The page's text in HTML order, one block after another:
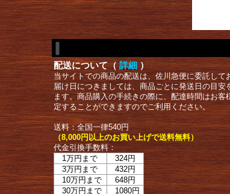
配送について（ 詳細 ）
当サイトでの商品の配送は、佐川急便に委託して
届け日につきましては、商品ごとに発送日の目安
ます。商品購入の手続きの際に、配達時間はお客
定することができますのでご利用ください。
送料：全国一律540円
（8,000円以上のお買い上げで送料無料）
代金引換手数料：
1万円まで
324円
3万円まで
432円
10万円まで
648円
30万円まで
1080円